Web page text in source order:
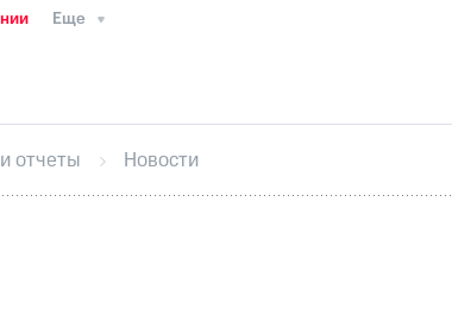
Еще
ИнтервьюФинансовая
секретарьРаскрытие информации
кабинет акционераАкционерный
отчеты Новости